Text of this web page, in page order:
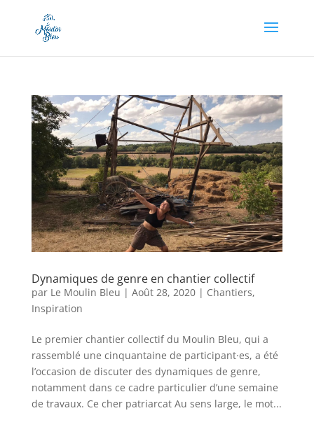
Dynamiques de genre en chantier collectif
par Le Moulin Bleu | Août 28, 2020| Chantiers,
Inspiration
Le premier chantier collectif du Moulin Bleu, qui a
rassemblé une cinquantaine de participant·es, a été
l’occasion de discuter des dynamiques de genre,
notamment dans ce cadre particulier d’une semaine
de travaux. Ce cher patriarcat Au sens large, le mot...
Appel à dons en cours, soutenez-nous en cliquant